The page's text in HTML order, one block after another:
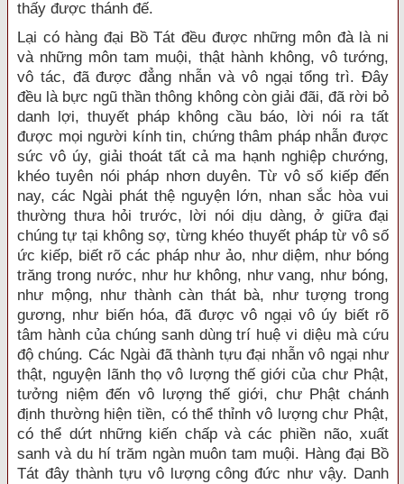
thấy được thánh đế.
Lại có hàng đại Bồ Tát đều được những môn đà là ni
và những môn tam muội, thật hành không, vô tướng,
vô tác, đã được đẳng nhẫn và vô ngại tổng trì. Đây
đều là bực ngũ thần thông không còn giải đãi, đã rời bỏ
danh lợi, thuyết pháp không cầu báo, lời nói ra tất
được mọi người kính tin, chứng thâm pháp nhẫn được
sức vô úy, giải thoát tất cả ma hạnh nghiệp chướng,
khéo tuyên nói pháp nhơn duyên. Từ vô số kiếp đến
nay, các Ngài phát thệ nguyện lớn, nhan sắc hòa vui
thường thưa hỏi trước, lời nói dịu dàng, ở giữa đại
chúng tự tại không sợ, từng khéo thuyết pháp từ vô số
ức kiếp, biết rõ các pháp như ảo, như diệm, như bóng
trăng trong nước, như hư không, như vang, như bóng,
như mộng, như thành càn thát bà, như tượng trong
gương, như biến hóa, đã được vô ngại vô úy biết rõ
tâm hành của chúng sanh dùng trí huệ vi diệu mà cứu
độ chúng. Các Ngài đã thành tựu đại nhẫn vô ngại như
thật, nguyện lãnh thọ vô lượng thế giới của chư Phật,
tưởng niệm đến vô lượng thế giới, chư Phật chánh
định thường hiện tiền, có thể thỉnh vô lượng chư Phật,
có thể dứt những kiến chấp và các phiền não, xuất
sanh và du hí trăm ngàn muôn tam muội. Hàng đại Bồ
Tát đây thành tựu vô lượng công đức như vậy. Danh